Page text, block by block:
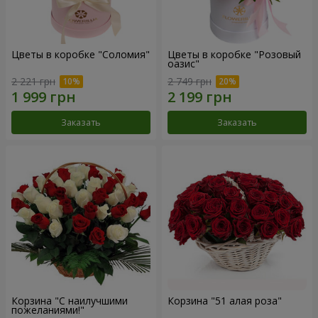
Цветы в коробке "Соломия"
2 221 грн
Заказать
Цветы в коробке "Розовый
оазис"
2 749 грн
Заказать
Корзина "С наилучшими
пожеланиями!"
Корзина "51 алая роза"